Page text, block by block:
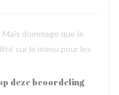
dommage que le
sur le menu pour les
deze beoordeling